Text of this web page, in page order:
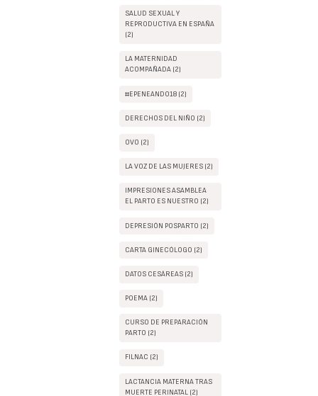
SALUD SEXUAL Y
REPRODUCTIVA EN ESPAÑA
(2)
LA MATERNIDAD
ACOMPAÑADA (2)
#EPENEANDO18 (2)
DERECHOS DEL NIÑO (2)
OVO (2)
LA VOZ DE LAS MUJERES (2)
IMPRESIONES ASAMBLEA
EL PARTO ES NUESTRO (2)
DEPRESIÓN POSPARTO (2)
CARTA GINECÓLOGO (2)
DATOS CESÁREAS (2)
POEMA (2)
CURSO DE PREPARACIÓN
PARTO (2)
FILNAC (2)
LACTANCIA MATERNA TRAS
MUERTE PERINATAL (2)